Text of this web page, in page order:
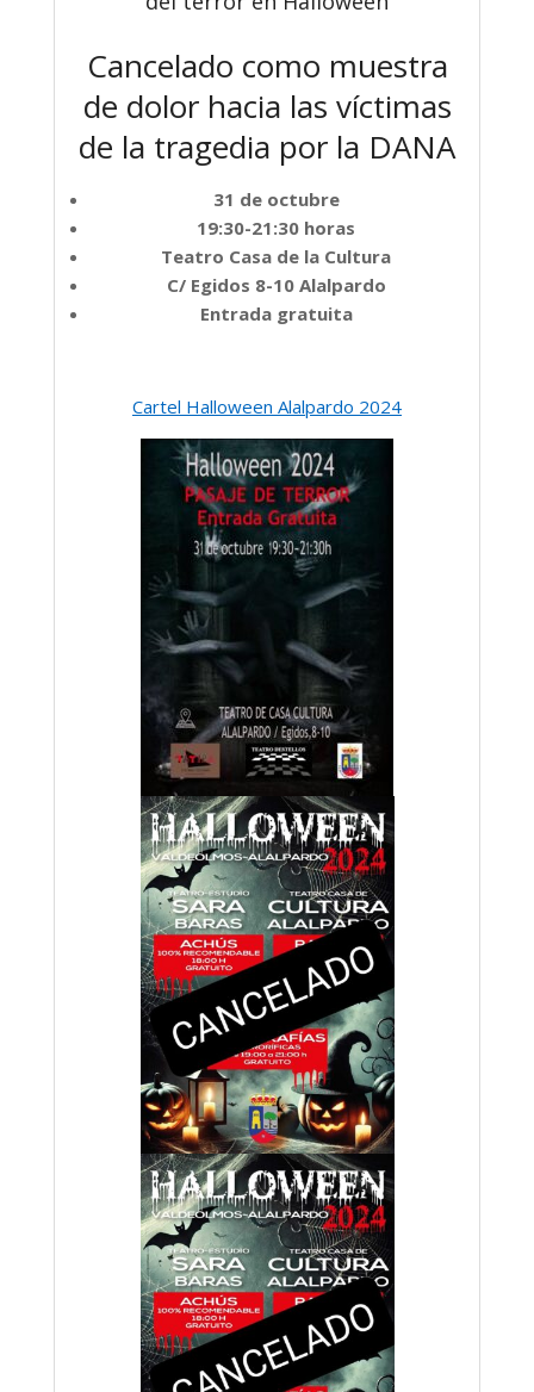
Cancelado como muestra
de dolor hacia las víctimas
de la tragedia por la DANA
31 de octubre
19:30-21:30 horas
Teatro Casa de la Cultura
C/ Egidos 8-10 Alalpardo
Entrada gratuita
Cartel Halloween Alalpardo 2024